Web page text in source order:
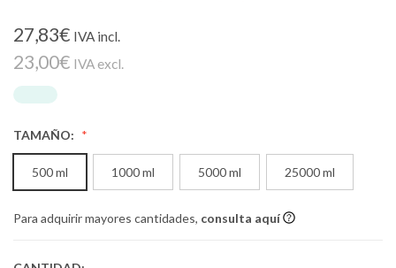
27,83€ IVA incl.
23,00€ IVA excl.
TAMAÑO:
500 ml 1000 ml 5000 ml 25000 ml
Para adquirir mayores cantidades, consulta aquí